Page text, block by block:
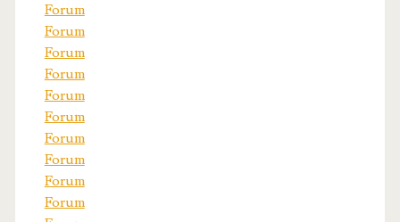
Forum
Forum
Forum
Forum
Forum
Forum
Forum
Forum
Forum
Forum